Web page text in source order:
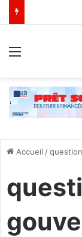
Accueil /